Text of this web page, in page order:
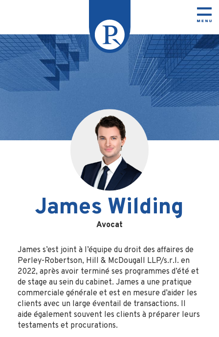
James Wilding
Avocat
James s’est joint à l’équipe du droit des affaires de
Perley-Robertson, Hill & McDougall LLP/s.r.l. en
2022, après avoir terminé ses programmes d’été et
de stage au sein du cabinet. James a une pratique
commerciale générale et est en mesure d’aider les
clients avec un large éventail de transactions. Il
aide également souvent les clients à préparer leurs
testaments et procurations.